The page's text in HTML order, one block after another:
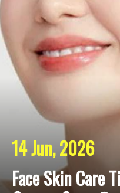
14 Jun, 2026
Face Skin Care